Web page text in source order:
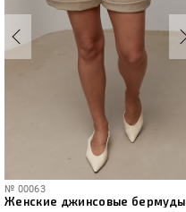
№ 00063
Женские джинсовые бермуды